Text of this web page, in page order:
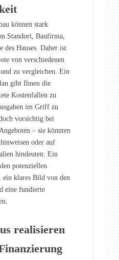
können stark
Standort, Baufirma,
des Hauses. Daher ist
von verschiedenen
zu vergleichen. Ein
gibt Ihnen die
Kostenfallen zu
im Griff zu
vorsichtig bei
– sie könnten
oder auf
hindeuten. Ein
potenziellen
klares Bild von den
eine fundierte
realisieren